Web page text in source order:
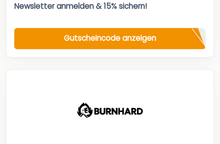
Newsletter anmelden & 15% sichern!
Gutscheincode anzeigen